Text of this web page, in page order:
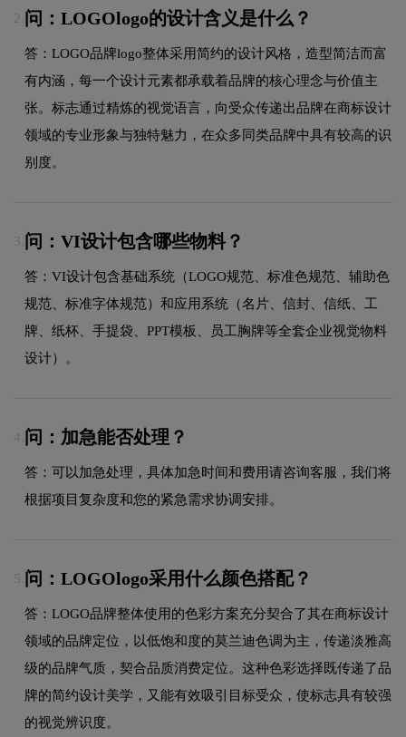
2. 问：LOGOlogo的设计含义是什么？
答：LOGO品牌logo整体采用简约的设计风格，造型简洁而富
有内涵，每一个设计元素都承载着品牌的核心理念与价值主
张。标志通过精炼的视觉语言，向受众传递出品牌在商标设计
领域的专业形象与独特魅力，在众多同类品牌中具有较高的识
别度。
3. 问：VI设计包含哪些物料？
答：VI设计包含基础系统（LOGO规范、标准色规范、辅助色
规范、标准字体规范）和应用系统（名片、信封、信纸、工
牌、纸杯、手提袋、PPT模板、员工胸牌等全套企业视觉物料
设计）。
4. 问：加急能否处理？
答：可以加急处理，具体加急时间和费用请咨询客服，我们将
根据项目复杂度和您的紧急需求协调安排。
5. 问：LOGOlogo采用什么颜色搭配？
答：LOGO品牌整体使用的色彩方案充分契合了其在商标设计
领域的品牌定位，以低饱和度的莫兰迪色调为主，传递淡雅高
级的品牌气质，契合品质消费定位。这种色彩选择既传递了品
牌的简约设计美学，又能有效吸引目标受众，使标志具有较强
的视觉辨识度。